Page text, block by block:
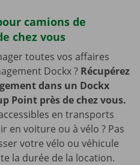
camions de
chez vous
toutes vos affaires
Dockx ? Récupérez
dans un Dockx
Point près de chez vous.
en transports
en voiture ou à vélo ? Pas
votre vélo ou véhicule
la durée de la location.